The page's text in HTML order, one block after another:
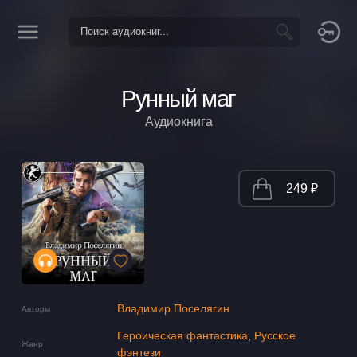
Рунный маг
Аудиокнига
Авторы Владимир Поселягин
Жанр
Героическая фантастика
Русское
фэнтези
249 ₽